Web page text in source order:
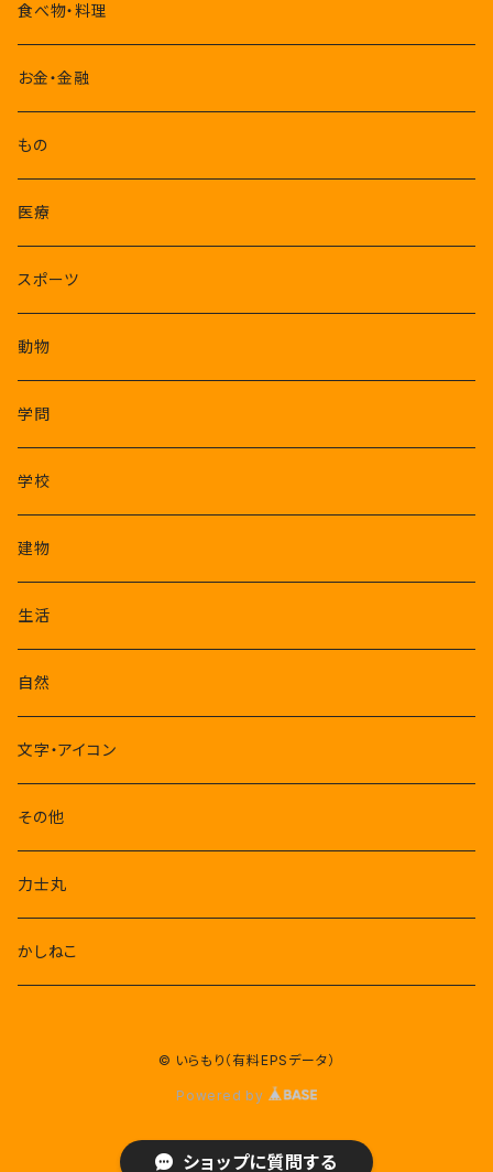
10-12月
食べ物・料理
お金・金融
もの
医療
スポーツ
動物
学問
学校
建物
生活
自然
文字・アイコン
その他
力士丸
かしねこ
© いらもり（有料EPSデータ）
Powered by
ショップに質問する